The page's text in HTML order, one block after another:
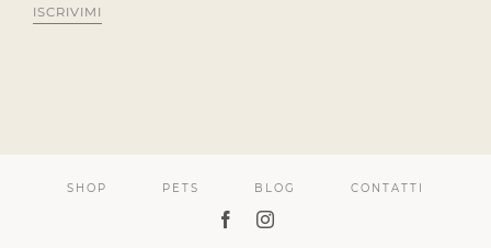
ISCRIVIMI
SHOP PETS BLOG CONTATTI